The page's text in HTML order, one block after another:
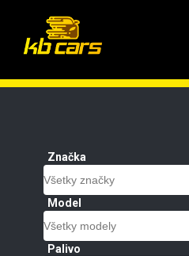
Značka
Model
Palivo